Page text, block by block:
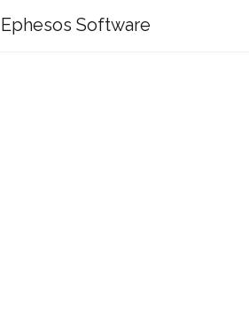
Ephesos Software